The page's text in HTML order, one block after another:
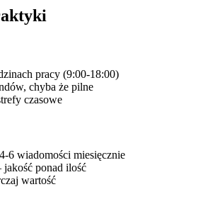
pracy (9:00-18:00)
chyba że pilne
czasowe
6 wiadomości miesięcznie
ponad ilość
wartość